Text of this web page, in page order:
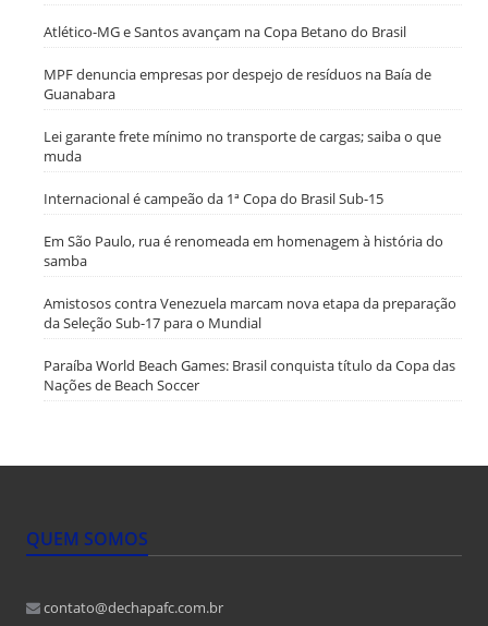
Atlético-MG e Santos avançam na Copa Betano do Brasil
MPF denuncia empresas por despejo de resíduos na Baía de
Guanabara
Lei garante frete mínimo no transporte de cargas; saiba o que
muda
Internacional é campeão da 1ª Copa do Brasil Sub-15
Em São Paulo, rua é renomeada em homenagem à história do
samba
Amistosos contra Venezuela marcam nova etapa da preparação
da Seleção Sub-17 para o Mundial
Paraíba World Beach Games: Brasil conquista título da Copa das
Nações de Beach Soccer
QUEM SOMOS
contato@dechapafc.com.br